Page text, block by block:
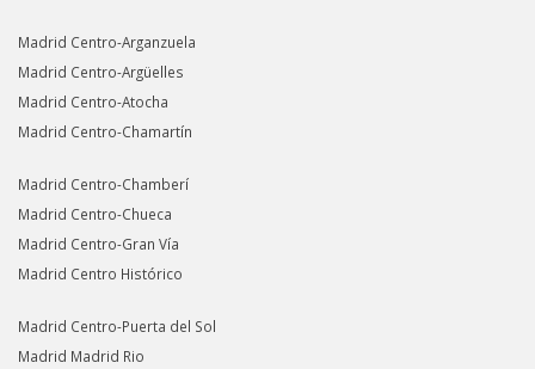
Madrid Centro-Arganzuela
Madrid Centro-Argüelles
Madrid Centro-Atocha
Madrid Centro-Chamartín
Madrid Centro-Chamberí
Madrid Centro-Chueca
Madrid Centro-Gran Vía
Madrid Centro Histórico
Madrid Centro-Puerta del Sol
Madrid Madrid Rio